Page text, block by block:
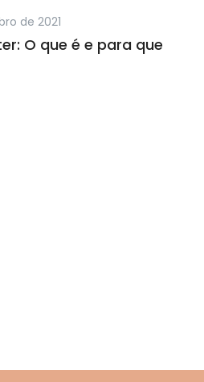
de 2021
O que é e para que